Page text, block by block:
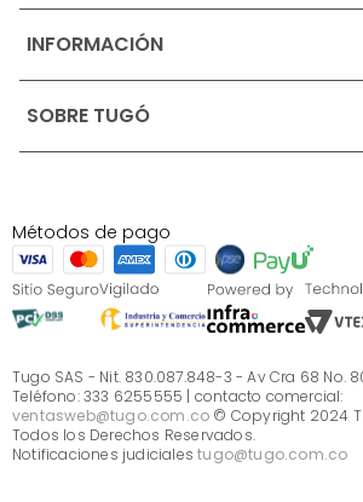
INFORMACIÓN
Ofertas vigentes
Términos, condiciones y
S.A.S
Términos, condiciones y restricciones
Instructivo cuidado de muebles
Sé parte de Tugó
¿Quiénes somos?
Servicio al cliente
SOBRE TUGÓ
¿Quieres vender en Tugó?
Métodos de pago
Tugo SAS - Nit. 830.087.848-3 - Av Cra 68 No.
Teléfono: 333 6255555 | contacto comercial:
ventasweb@tugo.com.co © Copyright 2024
Todos los Derechos Reservados.
Notificaciones judicialestugo@tugo.com.co